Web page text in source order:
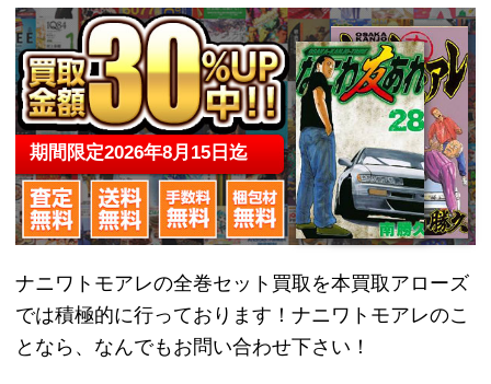
期間限定 2026年8月15日迄
ナニワトモアレの全巻セット買取を本買取アローズ
では積極的に行っております！ナニワトモアレのこ
となら、なんでもお問い合わせ下さい！
主なナニワトモアレ 全巻高価買取中です！！
ナニワトモアレ 全巻セットの買取価格：
なにわ友あれ 全巻セットの買取価格：
2,060～6,920円
在庫の状況により変動することがありま